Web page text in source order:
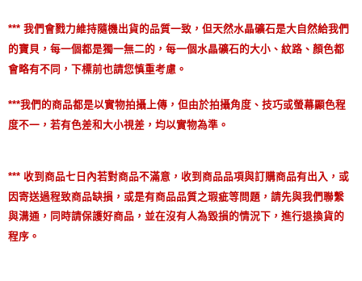
*** 我們會戮力維持隨機出貨的品質一致，但天然水晶礦石是大自然給我們
的寶貝，每一個都是獨一無二的，每一個水晶礦石的大小、紋路、顏色都
會略有不同，下標前也請您慎重考慮。
***我們的商品都是以實物拍攝上傳，但由於拍攝角度、技巧或螢幕顯色程
度不一，若有色差和大小視差，均以實物為準。
*** 收到商品七日內若對商品不滿意，收到商品品項與訂購商品有出入，或
因寄送過程致商品缺損，或是有商品品質之瑕疵等問題，請先與我們聯繫
與溝通，同時請保護好商品，並在沒有人為毀損的情況下，進行退換貨的
程序。